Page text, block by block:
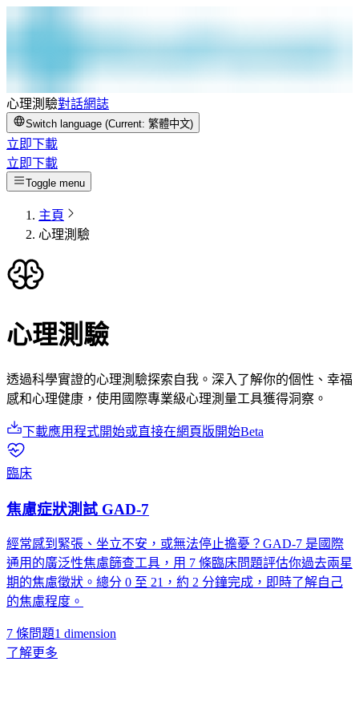
心理測驗對話網誌
Switch language (Current: 繁體中文)
立即下載
立即下載
Toggle menu
主頁
心理測驗
心理測驗
透過科學實證的心理測驗探索自我。深入了解你的個性、幸福
感和心理健康，使用國際專業級心理測量工具獲得洞察。
下載應用程式開始或直接在網頁版開始Beta
臨床
焦慮症狀測試 GAD-7
經常感到緊張、坐立不安，或無法停止擔憂？GAD-7 是國際
通用的廣泛性焦慮篩查工具，用 7 條臨床問題評估你過去兩星
期的焦慮徵狀。總分 0 至 21，約 2 分鐘完成，即時了解自己
的焦慮程度。
7 條問題1 dimension
了解更多